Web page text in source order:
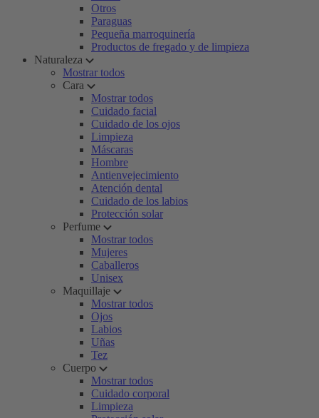
Otros
Paraguas
Pequeña marroquinería
Productos de fregado y de limpieza
Naturaleza
Mostrar todos
Cara
Mostrar todos
Cuidado facial
Cuidado de los ojos
Limpieza
Máscaras
Hombre
Antienvejecimiento
Atención dental
Cuidado de los labios
Protección solar
Perfume
Mostrar todos
Mujeres
Caballeros
Unisex
Maquillaje
Mostrar todos
Ojos
Labios
Uñas
Tez
Cuerpo
Mostrar todos
Cuidado corporal
Limpieza